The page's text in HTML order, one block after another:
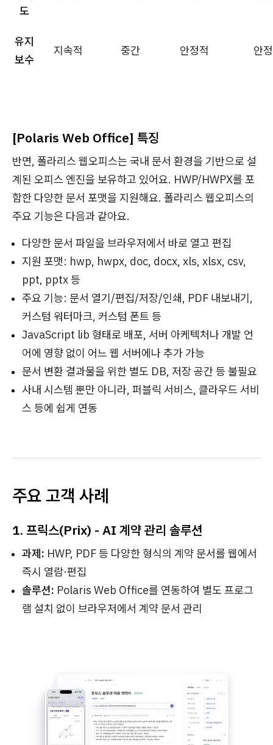
도
유지
보수
지속적 중간 안정적 안
[Polaris Web Office] 특징
반면, 폴라리스 웹오피스는 국내 문서 환경을 기반으로 설
계된 오피스 엔진을 보유하고 있어요. HWP/HWPX를 포
함한 다양한 문서 포맷을 지원해요. 폴라리스 웹오피스의
주요 기능은 다음과 같아요.
다양한 문서 파일을 브라우저에서 바로 열고 편집
지원 포맷: hwp, hwpx, doc, docx, xls, xlsx, csv,
ppt, pptx 등
주요 기능: 문서 열기/편집/저장/인쇄, PDF 내보내기,
커스텀 워터마크, 커스텀 폰트 등
JavaScript lib 형태로 배포, 서버 아케텍처나 개발 언
어에 영향 없이 어느 웹 서버에나 추가 가능
문서 변환 결과물을 위한 별도 DB, 저장 공간 등 불필요
사내 시스템 뿐만 아니라, 퍼블릭 서비스, 클라우드 서비
스 등에 쉽게 연동
주요 고객 사례
1. 프릭스(Prix) - AI 계약 관리 솔루션
과제: HWP, PDF 등 다양한 형식의 계약 문서를 웹에서
즉시 열람·편집
솔루션: Polaris Web Office를 연동하여 별도 프로그
램 설치 없이 브라우저에서 계약 문서 관리